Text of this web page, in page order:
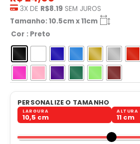
3X DE R$8.19 SEM JUROS
Tamanho: 10.5cm x 11cm
Cor : Preto
PERSONALIZE O TAMANHO
LARGURA
10,5 cm
ALTURA
11 cm